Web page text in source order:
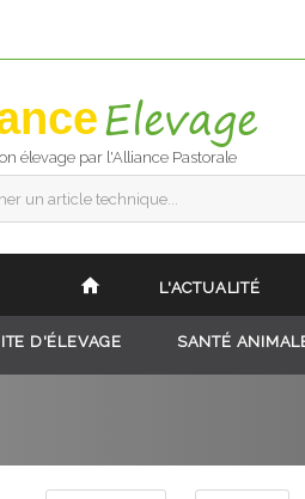
élevage par l'Alliance Pastorale
un article technique...
L'ACTUALITÉ
D'ÉLEVAGE SANTÉ